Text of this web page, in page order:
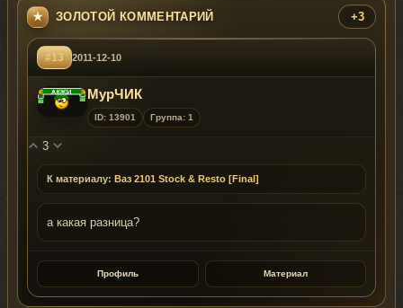
ЗОЛОТОЙ КОММЕНТАРИЙ +3
#13 2011-12-10
МурЧИК
ID: 13901 Группа: 1
3
К материалу: Ваз 2101 Stock & Resto [Final]
а какая разница?
Профиль Материал